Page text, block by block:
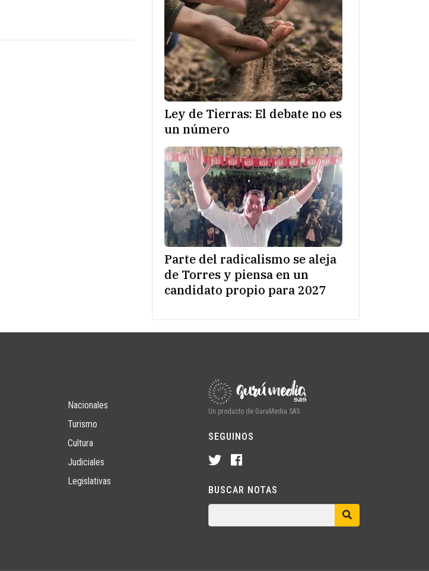
Ley de Tierras: El debate no es
un número
Parte del radicalismo se aleja
de Torres y piensa en un
candidato propio para 2027
Nacionales
Turismo
Cultura
Judiciales
Legislativas
Un producto de GuruMedia SAS
SEGUINOS
BUSCAR NOTAS